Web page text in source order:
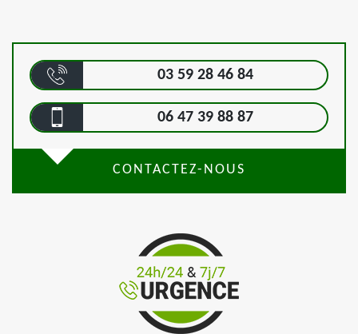
03 59 28 46 84
06 47 39 88 87
CONTACTEZ-NOUS